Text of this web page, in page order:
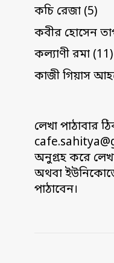
কচি রেজা (5)
কবীর হোসেন
কল্যাণী রমা (11)
কাজী গিয়াস
লেখা পাঠাবার
অনুগ্রহ করে
অথবা
পাঠাবেন।